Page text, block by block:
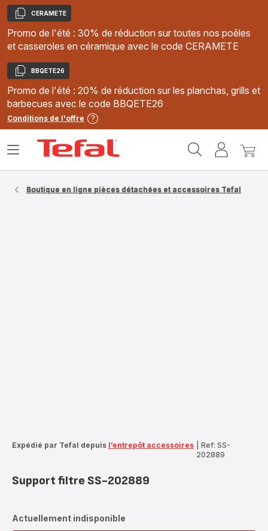
Copier
CERAMETE
Promo de l'été : 30% de réduction sur toutes nos poêles
et casseroles en céramique avec le code CERAMETE
Copier
BBQETE26
Promo de l'été : 20% de réduction sur les planchas, grills et
barbecues avec le code BBQETE26
Conditions de l'offre
MonMon
Ouvrir
Boutique en ligne pièces détachées et accessoires Tefal
Expédié par Tefal depuis l’entrepôt accessoires
Ref: SS-
202889
Support filtre SS-202889
Actuellement indisponible